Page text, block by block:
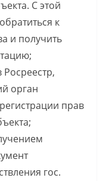
С этой
к
и получить
орган
прав
гос.